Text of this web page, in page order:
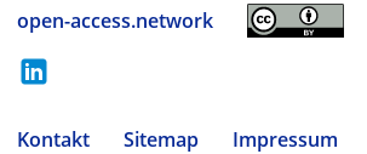
open-access.network
Kontakt Sitemap
Impressum